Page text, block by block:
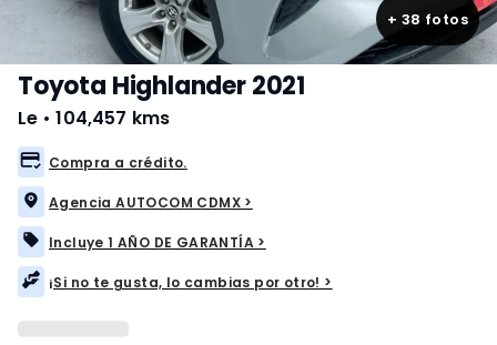
+ 38 fotos
Toyota Highlander 2021
Le • 104,457 kms
Compra a crédito.
Agencia AUTOCOM CDMX >
Incluye 1 AÑO DE GARANTÍA >
¡Si no te gusta, lo cambias por otro! >